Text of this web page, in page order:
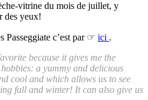
vitrine du mois de juillet, y
des yeux!
Passeggiate c’est par ☞ ici .
because it gives me the
a yummy and delicious
cool and which allows us to see
fall and winter! It can also give us